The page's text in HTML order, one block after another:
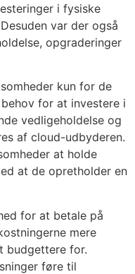
i fysiske
var der også
opgraderinger
kun for de
for at investere i
vedligeholdelse og
af cloud-udbyderen.
at holde
at de opretholder en
for at betale på
mere
budgettere for.
føre til